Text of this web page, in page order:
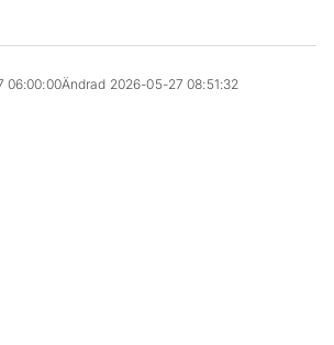
06:00:00Ändrad 2026-05-27 08:51:32